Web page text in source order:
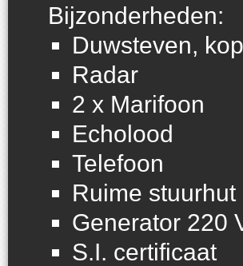
Bijzonderheden:
Duwsteven,
Radar
2 x Marifoon
Echolood
Telefoon
Ruime stuurhut
Generator 220
S.I. certificaat